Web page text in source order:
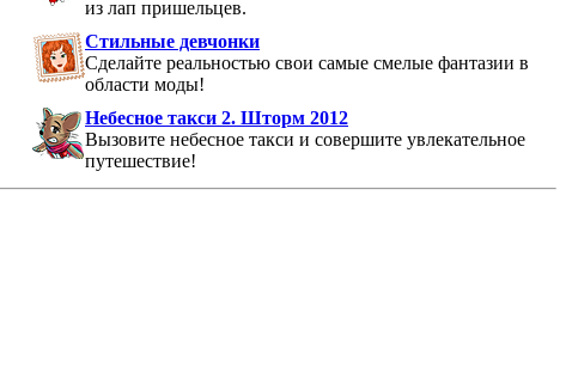
из лап пришельцев.
Стильные девчонки
Сделайте реальностью свои самые смелые фантазии в
области моды!
Небесное такси 2. Шторм 2012
Вызовите небесное такси и совершите увлекательное
путешествие!